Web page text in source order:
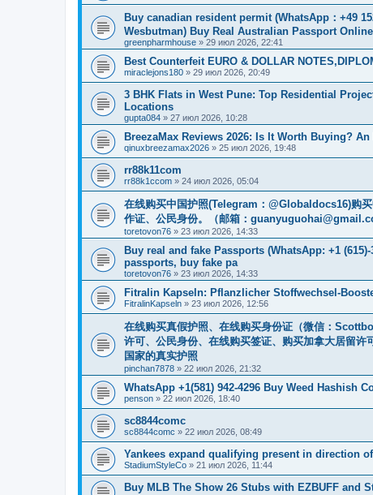
Buy canadian resident permit (WhatsApp：+49
Wesbutman) Buy Real Australian Passport Online
greenpharmhouse » 29 июл 2026, 22:41
Best Counterfeit EURO & DOLLAR
miraclejons180 » 29 июл 2026, 20:49
3 BHK Flats in West Pune: Top Residential
Locations
gupta084 » 27 июл 2026, 10:28
BreezaMax Reviews 2026: Is It Worth Buying? An
qinuxbreezamax2026 » 25 июл 2026, 19:48
rr88k11com
rr88k1ccom » 24 июл 2026, 05:04
在线购买中国护照(Telegram：@Globaldocs16)购
作证、公民身份。（邮箱：
toretovon76 » 23 июл 2026, 14:33
Buy real and fake Passports (WhatsApp: +1
passports, buy fake pa
toretovon76 » 23 июл 2026, 14:33
Fitralin Kapseln: Pflanzlicher Stoffwechsel-
FitralinKapseln » 23 июл 2026, 12:56
在线购买真假护照、在线购买身份证（微信：
许可、公民身份、在线购买签证、购买加拿大居留
国家的真实护照
pinchan7878 » 22 июл 2026, 21:32
WhatsApp +1(581) 942-4296 Buy Weed Hashish
penson » 22 июл 2026, 18:40
sc8844comc
sc8844comc » 22 июл 2026, 08:49
Yankees expand qualifying present in direction
StadiumStyleCo » 21 июл 2026, 11:44
Buy MLB The Show 26 Stubs with EZBUFF and